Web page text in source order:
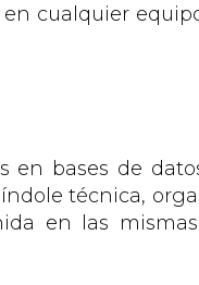
cualquier
en bases de
técnica,
en las